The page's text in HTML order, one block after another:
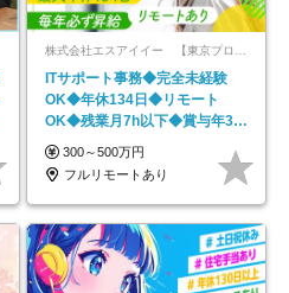
ITサポート事務◆完全未経験
OK◆年休134日◆リモート
OK◆残業月7h以下◆賞与年3回
◆5年目まで必ず昇給
300～500万円
フルリモートあり